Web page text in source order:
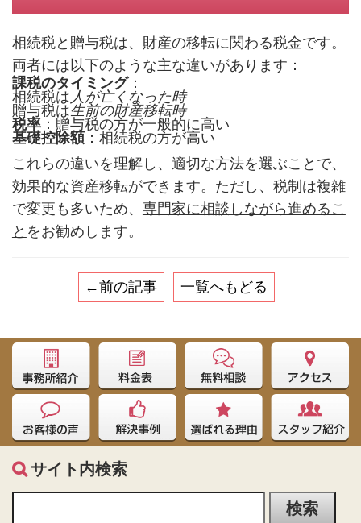
相続税と贈与税は、財産の移転に関わる税金です。
両者には以下のような主な違いがあります：
課税のタイミング：
相続税は 人が亡くなった時
贈与税は生前の財産移転時
税率：贈与税の方が一般的に高い
基礎控除額：相続税の方が高い
これらの違いを理解し、適切な方法を選ぶことで、
効果的な資産移転ができます。ただし、税制は複雑
で変更も多いため、 専門家に相談しながら進めるこ
と をお勧めします。
←前の記事 一覧へもどる
サイト内検索